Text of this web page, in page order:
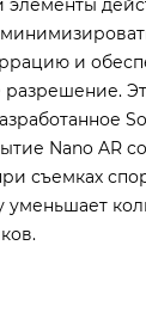
и
Nano AR
съемках
уменьшает